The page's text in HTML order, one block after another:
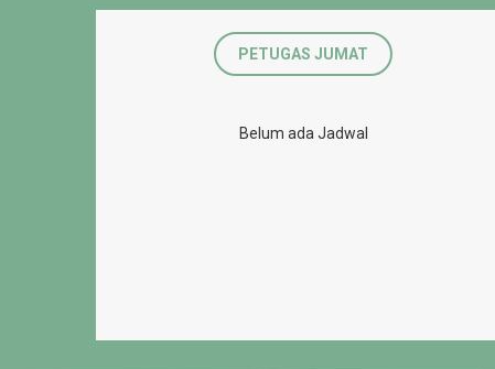
PETUGAS JUMAT
Belum ada Jadwal